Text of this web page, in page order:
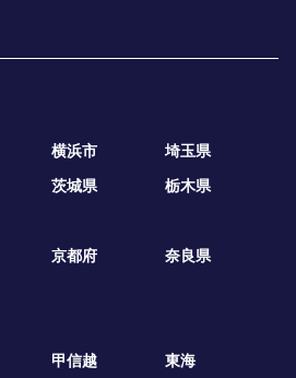
横浜市
埼玉県
茨城県 栃木県
京都府
奈良県
甲信越
東海